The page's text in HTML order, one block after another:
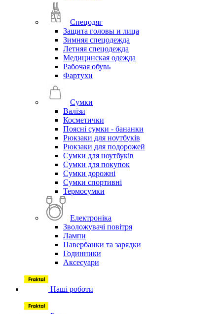
Спецодяг
Защита головы и лица
Зимняя спецодежда
Летняя спецодежда
Медицинская одежда
Рабочая обувь
Фартухи
Сумки
Валізи
Косметички
Поясні сумки - бананки
Рюкзаки для ноутбуків
Рюкзаки для подорожей
Сумки для ноутбуків
Сумки для покупок
Сумки дорожні
Сумки спортивні
Термосумки
Електроніка
Зволожувачі повітря
Лампи
Павербанки та зарядки
Годинники
Аксесуари
Наші роботи